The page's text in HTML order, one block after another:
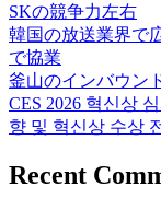
SKの競争力左右
韓国の放送業界で
で協業
釜山のインバウン
CES 2026 혁신상
향 및 혁신상 수상
Recent